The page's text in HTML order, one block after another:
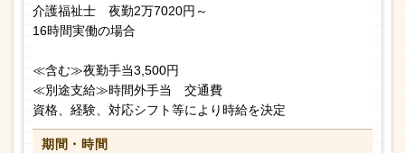
介護福祉士 夜勤2万7020円～
16時間実働の場合
≪含む≫夜勤手当3,500円
≪別途支給≫時間外手当 交通費
資格、経験、対応シフト等により時給を決定
期間・時間